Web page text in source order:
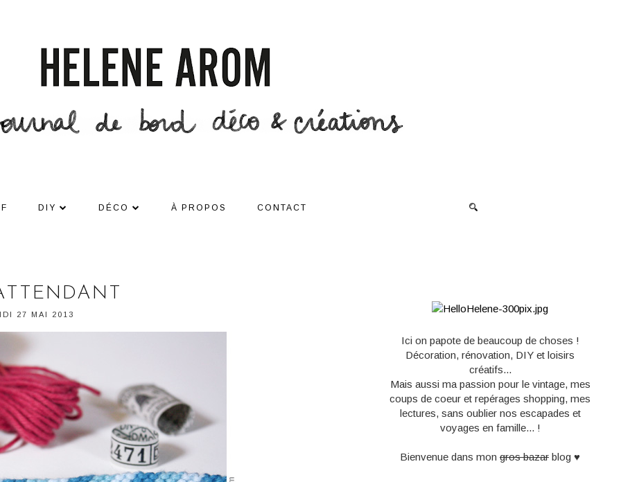
DIY DÉCO À PROPOS CONTACT
27 MAI 2013
Ici on papote de beaucoup de choses !
Décoration, rénovation, DIY et loisirs
créatifs...
Mais aussi ma passion pour le vintage, mes
coups de coeur et repérages shopping, mes
lectures, sans oublier nos escapades et
voyages en famille... !
Bienvenue dans mon gros bazar blog ♥